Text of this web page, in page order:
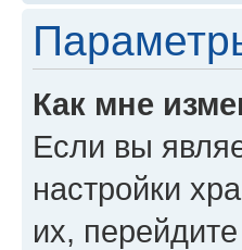
Как мне
Если вы
настройки
их,